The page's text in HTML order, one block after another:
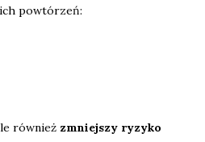
powtórzeń:
również zmniejszy ryzyko